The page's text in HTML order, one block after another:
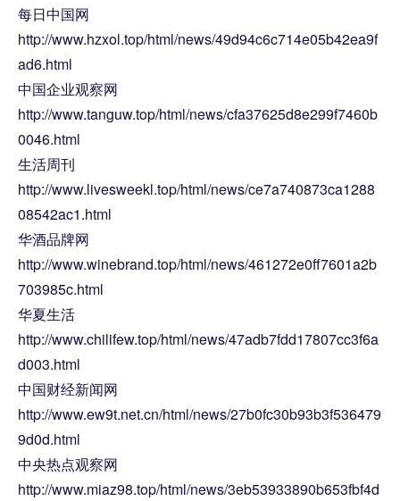
每日中国网
http://www.hzxol.top/html/news/49d94c6c714e05b42ea9f
ad6.html
中国企业观察网
http://www.tanguw.top/html/news/cfa37625d8e299f7460b
0046.html
生活周刊
http://www.livesweekl.top/html/news/ce7a740873ca1288
08542ac1.html
华酒品牌网
http://www.winebrand.top/html/news/461272e0ff7601a2b
703985c.html
华夏生活
http://www.chilifew.top/html/news/47adb7fdd17807cc3f6a
d003.html
中国财经新闻网
http://www.ew9t.net.cn/html/news/27b0fc30b93b3f536479
9d0d.html
中央热点观察网
http://www.miaz98.top/html/news/3eb53933890b653fbf4d